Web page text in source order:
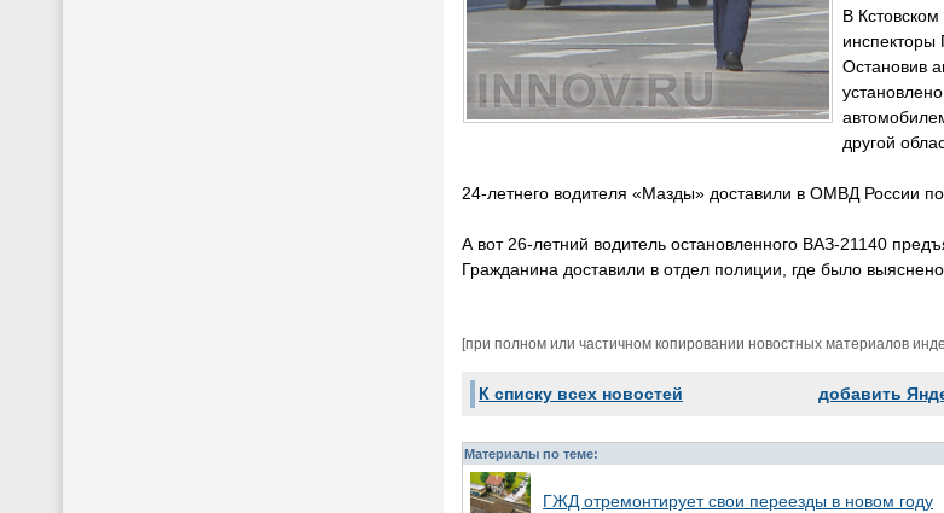
В
Остановив
другой
24-летнего водителя «Мазды» доставили в ОМВД России по
А вот 26-летний водитель остановленного ВАЗ-21140
Гражданина доставили в отдел полиции, где было
[при полном или частичном копировании новостных материалов
К списку всех новостей добавить
Материалы по теме:
ГЖД отремонтирует свои переезды в новом году